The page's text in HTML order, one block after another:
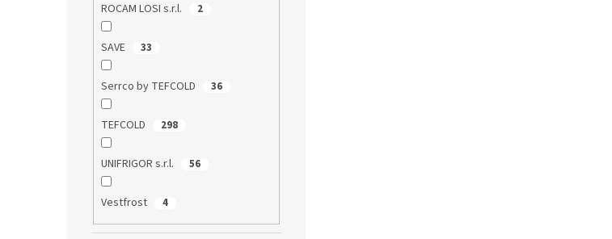
ROCAM LOSI s.r.l. 2
SAVE 33
Serrco by TEFCOLD 36
TEFCOLD 298
UNIFRIGOR s.r.l. 56
Vestfrost 4